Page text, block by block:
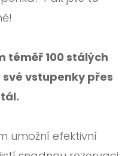
téměř 100 stálých
vstupenky přes
umožní efektivní